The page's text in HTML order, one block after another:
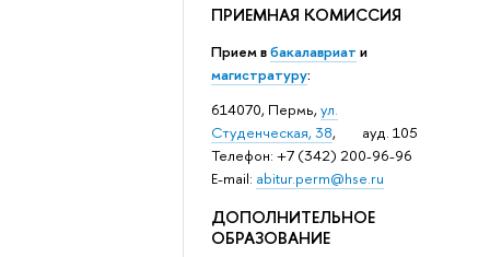
ПРИЕМНАЯ КОМИССИЯ
Прием вбакалавриат и
магистратуру:
614070, Пермь,ул.
Студенческая, 38, ауд. 105
Телефон: +7 (342) 200-96-96
E-mail: abitur.perm@hse.ru
ДОПОЛНИТЕЛЬНОЕ
ОБРАЗОВАНИЕ